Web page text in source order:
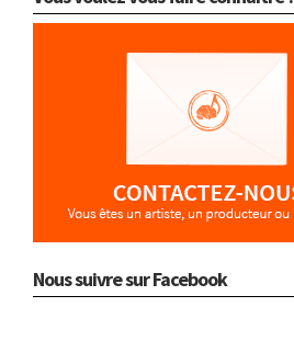
Nous suivre sur Facebook